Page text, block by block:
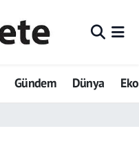
Gündem Dünya